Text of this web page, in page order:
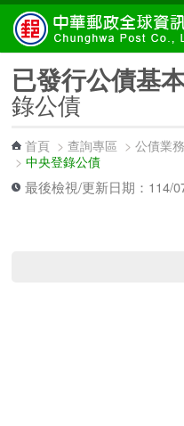
跳到主要內容區塊
已發行公債基
錄公債
首頁 >查詢專區 >公債業
>中央登錄公債
最後檢視/更新日期：114/